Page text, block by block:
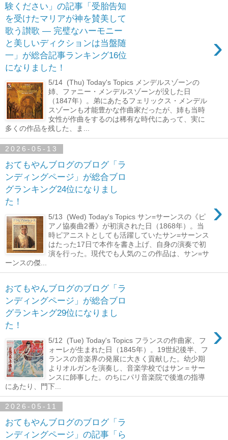
験ください」の記事「受胎告知
を受けたマリアが神を賛美して
歌う讃歌 ― 完璧なハーモニー
と美しいディクションは当盤随
一」が総合記事ランキング16位
になりました！
›
5/14 (Thu) Today's Topics メンデルスゾーンの
姉、ファニー・メンデルスゾーンが没した日
（1847年）。弟にあたるフェリックス・メンデル
スゾーンも才能豊かな作曲家だったが、姉も当時
女性が作曲をするのは稀有な時代にあって、実に
多くの作品を残した、ま...
2026-05-13
おてもやんブログのブログ「ラ
ンディングページ」が総合ブロ
グランキング24位になりまし
た！
›
5/13 (Wed) Today's Topics サン=サーンスの《ピ
アノ協奏曲2番》が初演された日（1868年）。当
時ピアニストとしても活躍していたサン=サーンス
はたった17日で本作を書き上げ、自身の演奏で初
演を行った。現代でも人気のこの作品は、サン=サ
ーンスの傑...
おてもやんブログのブログ「ラ
ンディングページ」が総合ブロ
グランキング29位になりまし
た！
›
5/12 (Tue) Today's Topics フランスの作曲家、フ
ォーレが生まれた日（1845年）。19世紀後半、フ
ランスの音楽界の発展に大きく貢献した。幼少期
よりオルガンを演奏し、音楽学校ではサン＝サー
ンスに師事した。のちにパリ音楽院で後進の指導
にあたり、門下...
2026-05-11
おてもやんブログのブログ「ラ
ンディングページ」の記事「ら